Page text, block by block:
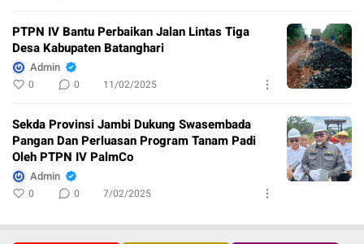
PTPN IV Bantu Perbaikan Jalan Lintas Tiga
Desa Kabupaten Batanghari
Admin
0 0 11/02/2025
Sekda Provinsi Jambi Dukung Swasembada
Pangan Dan Perluasan Program Tanam Padi
Oleh PTPN IV PalmCo
Admin
0 0 7/02/2025